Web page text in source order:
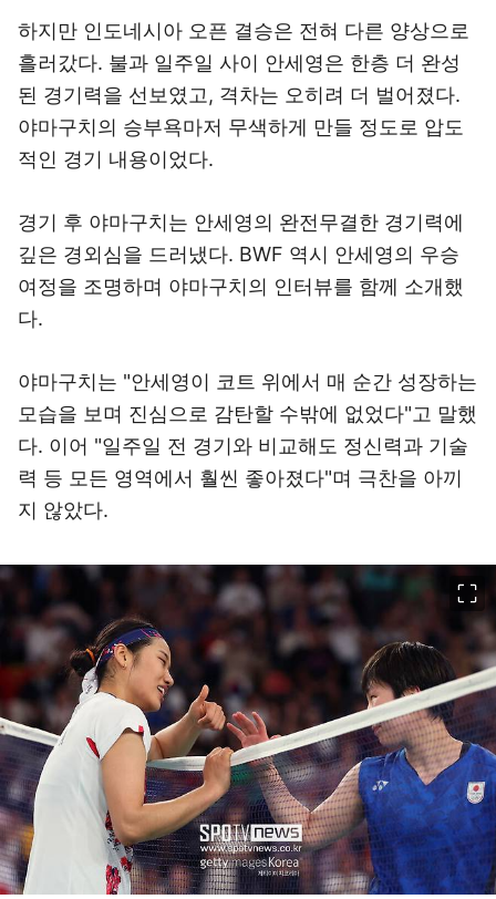
하지만 인도네시아 오픈 결승은 전혀 다른 양상으로
흘러갔다. 불과 일주일 사이 안세영은 한층 더 완성
된 경기력을 선보였고, 격차는 오히려 더 벌어졌다.
야마구치의 승부욕마저 무색하게 만들 정도로 압도
적인 경기 내용이었다.
경기 후 야마구치는 안세영의 완전무결한 경기력에
깊은 경외심을 드러냈다. BWF 역시 안세영의 우승
여정을 조명하며 야마구치의 인터뷰를 함께 소개했
다.
야마구치는 "안세영이 코트 위에서 매 순간 성장하는
모습을 보며 진심으로 감탄할 수밖에 없었다"고 말했
다. 이어 "일주일 전 경기와 비교해도 정신력과 기술
력 등 모든 영역에서 훨씬 좋아졌다"며 극찬을 아끼
지 않았다.